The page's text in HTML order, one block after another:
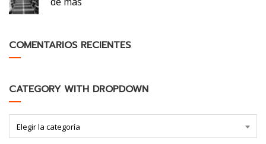
COMENTARIOS RECIENTES
CATEGORY WITH DROPDOWN
Elegir la categoría